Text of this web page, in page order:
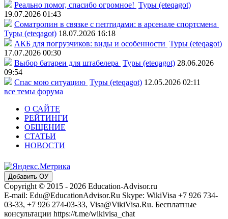
Реально помог, спасибо огромное! Туры (eteqagot)
19.07.2026 01:43
Соматропин в связке с пептидами: в арсенале спортсмена
Туры (eteqagot) 18.07.2026 16:18
АКБ для погрузчиков: виды и особенности Туры (eteqagot)
17.07.2026 00:30
Выбор батареи для штабелера Туры (eteqagot) 28.06.2026
09:54
Спас мою ситуацию Туры (eteqagot) 12.05.2026 02:11
все темы форума
О САЙТЕ
РЕЙТИНГИ
ОБЩЕНИЕ
СТАТЬИ
НОВОСТИ
Добавить ОУ
Copyright © 2015 - 2026 Education-Advisor.ru
E-mail: Edu@EducationAdvisor.Ru Skype: WikiVisa +7 926 734-
03-33, +7 926 274-03-33, Visa@VikiVisa.Ru. Бесплатные
консультации https://t.me/wikivisa_chat